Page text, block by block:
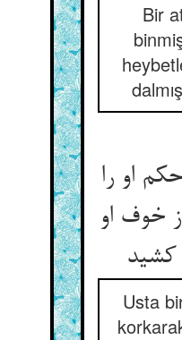
Bir
او را
خوف او
کشید
Usta